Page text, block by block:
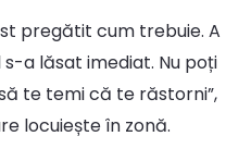
pregătit cum trebuie. A
a lăsat imediat. Nu poți
te temi că te răstorni”,
locuiește în zonă.